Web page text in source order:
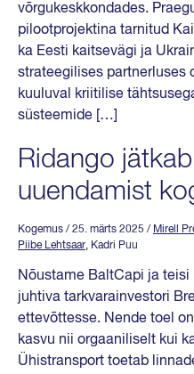
võrgukeskkondades.
pilootprojektina tarnitud
ka Eesti kaitsevägi ja
strateegilises partnerluses
kuuluval kriitilise
süsteemide […]
Ridango
uuendamist
Kogemus / 25. märts 2025 / Mirell
Piibe Lehtsaar, Kadri Puu
Nõustame BaltCapi ja teisi
juhtiva tarkvarainvestori
ettevõttesse. Nende toel
kasvu nii orgaaniliselt kui
Ühistransport toetab